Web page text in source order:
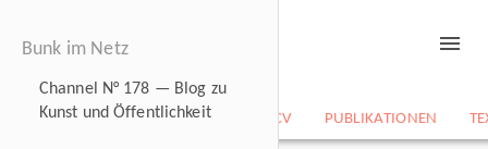
NEWS BILDARCHIV CV PUBLIKATIONEN
menu
Bunk im Netz
Channel N° 178 — Blog zu
Kunst und Öffentlichkeit